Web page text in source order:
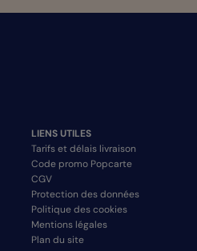
LIENS UTILES
Tarifs et délais livraison
Code promo Popcarte
CGV
Protection des données
Politique des cookies
Mentions légales
Plan du site